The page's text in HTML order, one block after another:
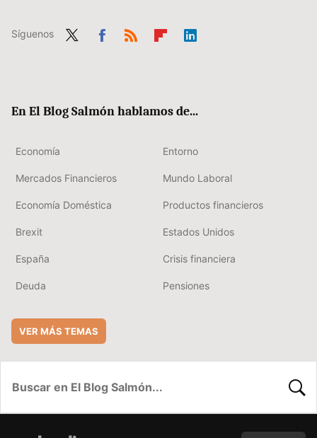
Síguenos
En El Blog Salmón hablamos de...
Economía Entorno
Mercados Financieros Mundo Laboral
Economía Doméstica Productos financieros
Brexit Estados Unidos
España Crisis financiera
Deuda Pensiones
VER MÁS TEMAS